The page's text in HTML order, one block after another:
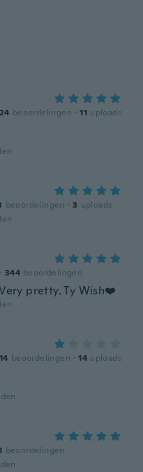
24 beoordelingen · 11 uploads
beoordelingen · 3 uploads
· 344 beoordelingen
pretty. Ty Wish❤️
beoordelingen · 14 uploads
beoordelingen